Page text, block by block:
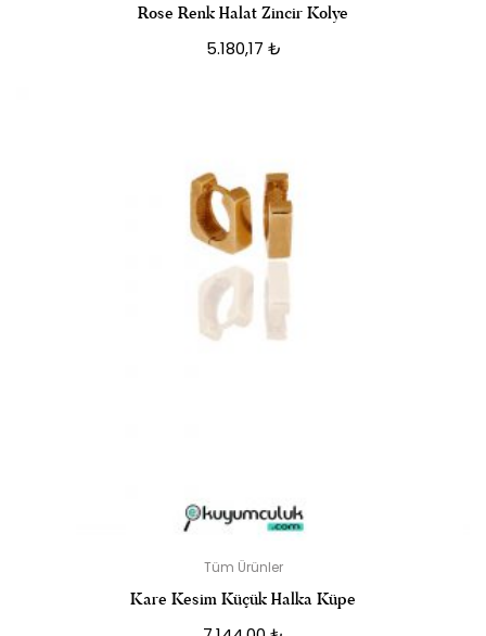
Rose Renk Halat Zincir Kolye
5.180,17 ₺
Tüm Ürünler
Kare Kesim Küçük Halka Küpe